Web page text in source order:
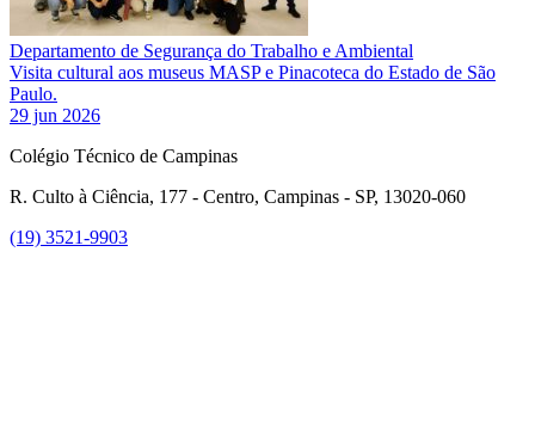
Departamento de Segurança do Trabalho e Ambiental
Visita cultural aos museus MASP e Pinacoteca do Estado de São
Paulo.
29 jun 2026
Colégio Técnico de Campinas
R. Culto à Ciência, 177 - Centro, Campinas - SP, 13020-060
(19) 3521-9903